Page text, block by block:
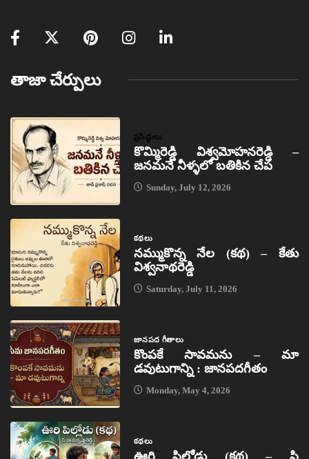
తాజా చేర్పులు
ప్రసిద్ధులు
కొమ్మిరెడ్డి విశ్వమోహనరెడ్డి –
జనమనే నీళ్ళలో బతికిన చేప
Sunday, July 12, 2026
కథలు
నమ్ముకొన్న నేల (కథ) – కేతు
విశ్వనాథరెడ్డి
Saturday, July 11, 2026
జానపద గీతాలు
కొంపకే సావమను – మా
డవుటుగాన్ని : జానపదగీతం
Monday, May 4, 2026
కథలు
ఊరి పిల్లోడు (కథ) – పి